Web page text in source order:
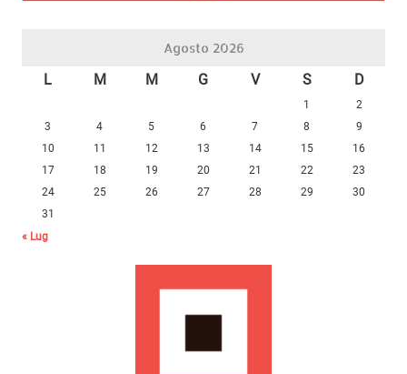
Agosto 2026
L M M G V S D
1
2
3
4 5 6 7 8
9
10
11 12 13 14 15
16
17
18 19 20 21 22
23
24
25 26 27 28 29
30
31
« Lug